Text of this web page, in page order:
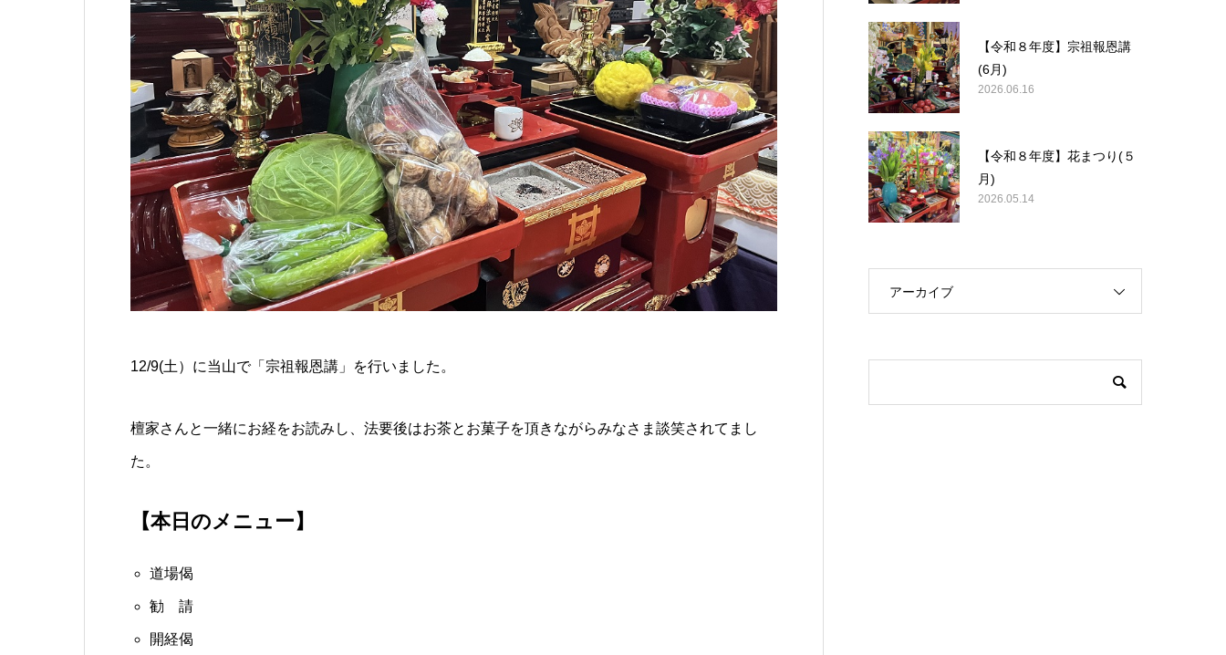
12/9(土）に当山で「宗祖報恩講」を行いました。
檀家さんと一緒にお経をお読みし、法要後はお茶とお菓子を頂きながらみなさま談笑されてまし
た。
【本日のメニュー】
道場偈
勧 請
開経偈
【令和８年度】宗祖報恩講
(6月)
2026.06.16
【令和８年度】花まつり(５
月)
2026.05.14
アーカイブ